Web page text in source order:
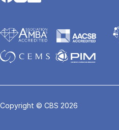
Copyright © CBS 2026